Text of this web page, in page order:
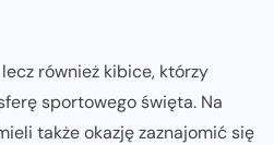
również kibice, którzy
sportowego święta. Na
także okazję zaznajomić się